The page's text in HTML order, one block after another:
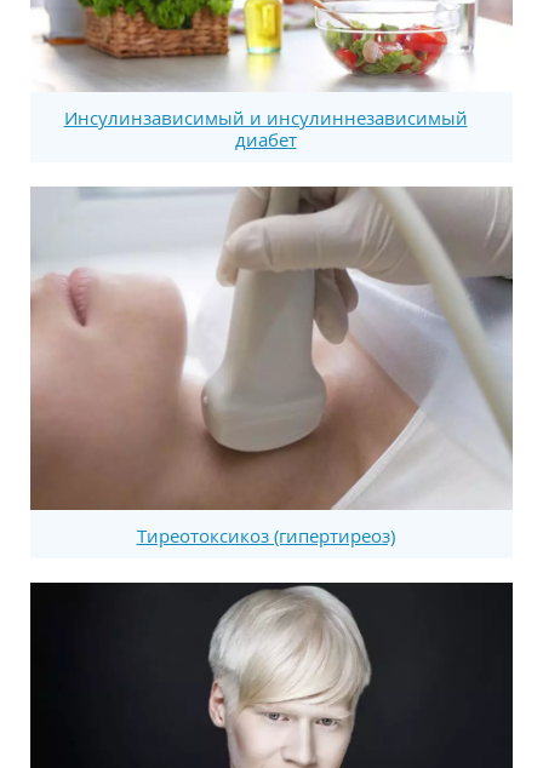
Инсулинзависимый и инсулиннезависимый
диабет
Тиреотоксикоз (гипертиреоз)